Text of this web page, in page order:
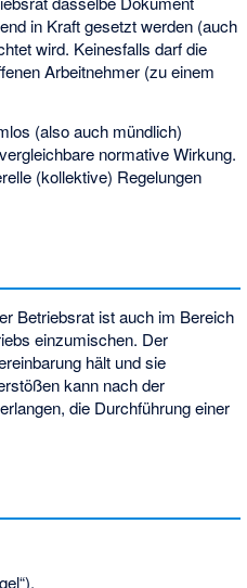
in Kraft gesetzt werden (auch
wird. Keinesfalls darf die
Arbeitnehmer (zu einem
(also auch mündlich)
normative Wirkung.
(kollektive) Regelungen
Betriebsrat ist auch im Bereich
einzumischen. Der
hält und sie
kann nach der
die Durchführung einer